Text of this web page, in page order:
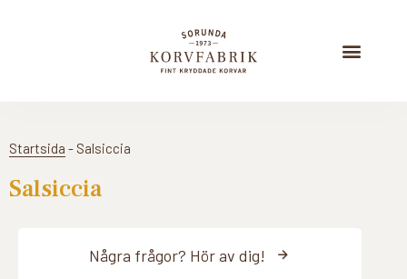
Startsida - Salsiccia
Salsiccia
Några frågor? Hör av dig!